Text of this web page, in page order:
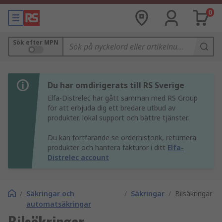
0
Sök efter MPN
Du har omdirigerats till RS Sverige
Elfa-Distrelec har gått samman med RS Group
för att erbjuda dig ett bredare utbud av
produkter, lokal support och bättre tjänster.
Du kan fortfarande se orderhistorik, returnera
produkter och hantera fakturor i ditt Elfa-
Distrelec account
/ Säkringar och
automatsäkringar
/ Säkringar / Bilsäkringar